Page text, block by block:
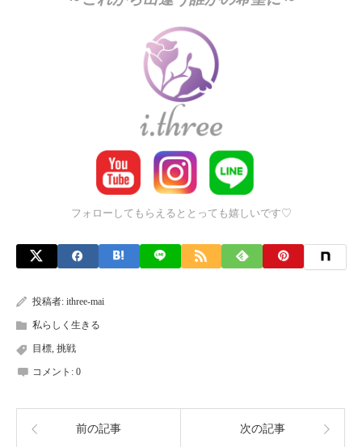
フォローしてもらえるととっても嬉しいです♡
投稿者: ithree-mai
私らしく生きる
目標 挑戦
コメント: 0
前の記事 次の記事